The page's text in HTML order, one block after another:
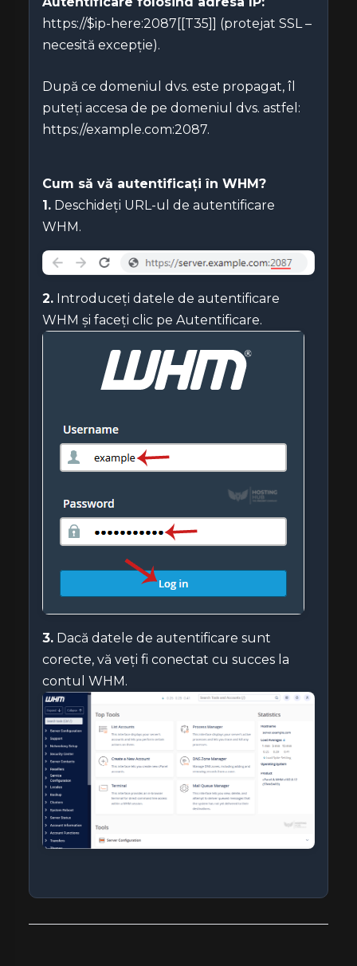
https://$ip-here:2087[[T35]] (protejat SSL –
necesită excepție).
După ce domeniul dvs. este propagat, îl
puteți accesa de pe domeniul dvs. astfel:
https://example.com:2087.
Cum să vă autentificați în WHM?
1. Deschideți URL-ul de autentificare
WHM.
2. Introduceți datele de autentificare
WHM și faceți clic pe Autentificare.
3. Dacă datele de autentificare sunt
corecte, vă veți fi conectat cu succes la
contul WHM.